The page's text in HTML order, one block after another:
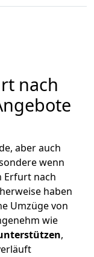
nach
aber auch
wenn
Erfurt nach
haben
Umzüge von
wie
,